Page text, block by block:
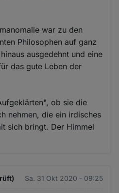
war zu den
Philosophen auf ganz
ausgedehnt und eine
das gute Leben der
ob sie die
nehmen, die ein irdisches
sich bringt. Der Himmel
Sa. 31 Okt 2020 - 09:25